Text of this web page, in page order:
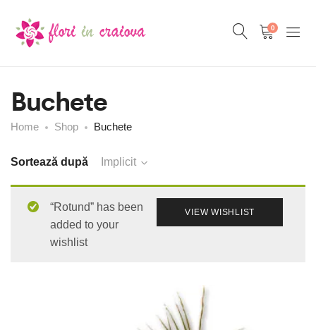
0
Buchete
Home Shop Buchete
Sortează după Implicit
VIEW WISHLIST
“Rotund” has been
added to your
wishlist